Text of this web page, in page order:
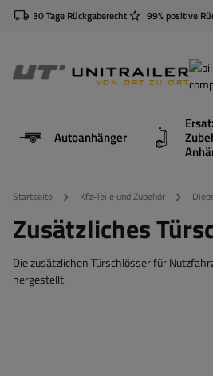
30 Tage Rückgaberecht 99% positive
Autoanhänger
Startseite Kfz-Teile und Zubehör
Zusätzliches
Die zusätzlichen Türschlösser für
hergestellt.